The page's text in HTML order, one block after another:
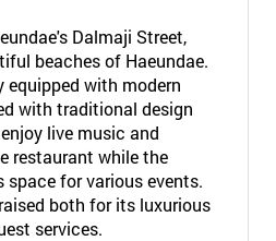
Dalmaji Street,
beaches of Haeundae.
with modern
with traditional design
live music and
restaurant while the
space for various events.
both for its luxurious
services.